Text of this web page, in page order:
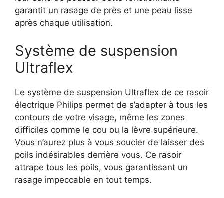
garantit un rasage de près et une peau lisse
après chaque utilisation.
Système de suspension
Ultraflex
Le système de suspension Ultraflex de ce rasoir
électrique Philips permet de s’adapter à tous les
contours de votre visage, même les zones
difficiles comme le cou ou la lèvre supérieure.
Vous n’aurez plus à vous soucier de laisser des
poils indésirables derrière vous. Ce rasoir
attrape tous les poils, vous garantissant un
rasage impeccable en tout temps.